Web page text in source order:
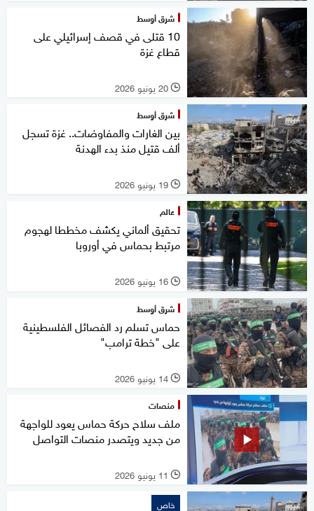
شرق أوسط
10 قتلى في قصف إسرائيلي على
قطاع غزة
l 20 يونيو 2026
شرق أوسط
بين الغارات والمفاوضات.. غزة تسجل
ألف قتيل منذ بدء الهدنة
l 19 يونيو 2026
عالم
تحقيق ألماني يكشف مخططا لهجوم
مرتبط بحماس في أوروبا
l 16 يونيو 2026
شرق أوسط
حماس تسلم رد الفصائل الفلسطينية
على "خطة ترامب"
l 14 يونيو 2026
منصات
ملف سلاح حركة حماس يعود للواجهة
من جديد ويتصدر منصات التواصل
l 11 يونيو 2026
خاص